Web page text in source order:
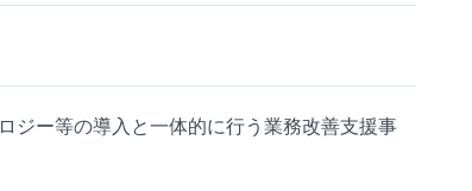
ジー等の導入と一体的に行う業務改善支援事